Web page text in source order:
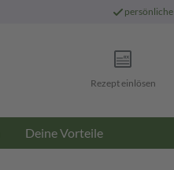
persönliche
Rezept einlösen
Deine Vorteile